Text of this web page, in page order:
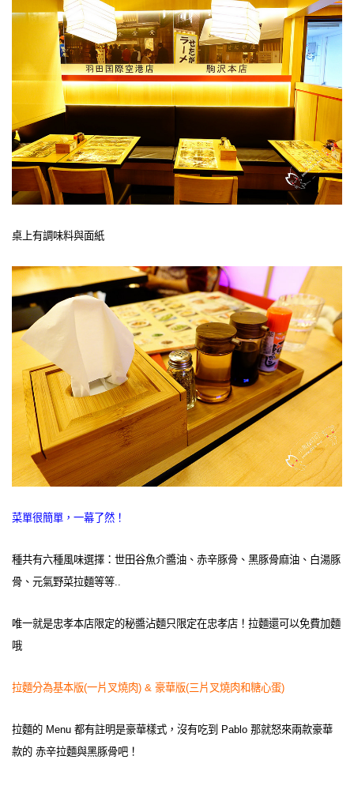
桌上有調味料與面紙
菜單很簡單，一幕了然！
種共有六種風味選擇：世田谷魚介醬油、赤辛豚骨、黑豚骨麻油、白湯豚
骨、元氣野菜拉麵等等..
唯一就是忠孝本店限定的秘醬沾麵只限定在忠孝店！拉麵還可以免費加麵
哦
拉麵分為基本版(一片叉燒肉) & 豪華版(三片叉燒肉和糖心蛋)
拉麵的 Menu 都有註明是豪華樣式，沒有吃到 Pablo 那就怒來兩款豪華
款的 赤辛拉麵與黑豚骨吧！